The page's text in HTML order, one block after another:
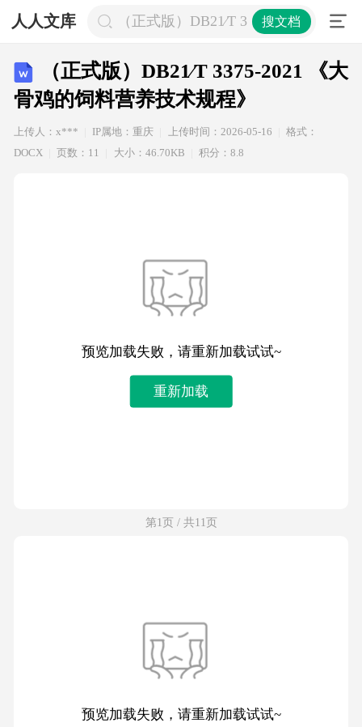
人人文库 （正式版）DB21∕T 3375-2021 《大
搜文档
（正式版）DB21∕T 3375-2021 《大
骨鸡的饲料营养技术规程》
上传人：x*** IP属地：重庆 上传时间：2026-05-16
格式：
DOCX
页数：11 大小：46.70KB 积分：8.8
预览加载失败，请重新加载试试~
重新加载
第1页 / 共11页
预览加载失败，请重新加载试试~